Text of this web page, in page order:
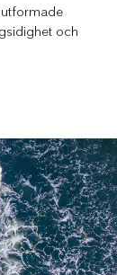
utformade
och